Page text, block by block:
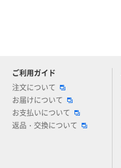
ご利用ガイド
注文について
お届けについて
お支払いについて
返品・交換について